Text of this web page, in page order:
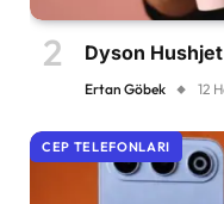
Dyson Hushjet
Ertan Göbek 12
CEP TELEFONLARI